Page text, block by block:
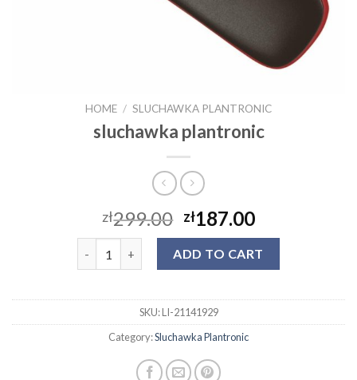
HOME / SLUCHAWKA PLANTRONIC
sluchawka plantronic
zł299.00 zł187.00
ADD TO CART
SKU:LI-21141929
Category:Sluchawka Plantronic